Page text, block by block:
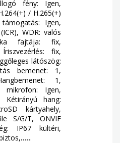
fény: Igen,
/ H.265(+)
Igen,
WDR: valós
fajtája: fix,
fix,
látószög:
bemenet: 1,
1,
mikrofon: Igen,
Kétirányú hang:
kártyahely,
S/G/T, ONVIF
IP67 kültéri,
.....